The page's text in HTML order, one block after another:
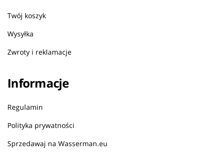
Twój koszyk
Wysyłka
Zwroty i reklamacje
Informacje
Regulamin
Polityka prywatności
Sprzedawaj na Wasserman.eu